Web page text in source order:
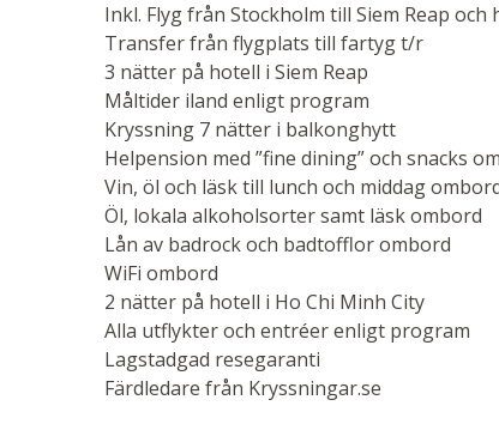
Inkl. Flyg från Stockholm till Siem Reap
Transfer från flygplats till fartyg t/r
3 nätter på hotell i Siem Reap
Måltider iland enligt program
Kryssning 7 nätter i balkonghytt
Helpension med ”fine dining” och snacks
Vin, öl och läsk till lunch och middag
Öl, lokala alkoholsorter samt läsk ombord
Lån av badrock och badtofflor ombord
WiFi ombord
2 nätter på hotell i Ho Chi Minh City
Alla utflykter och entréer enligt program
Lagstadgad resegaranti
Färdledare från Kryssningar.se